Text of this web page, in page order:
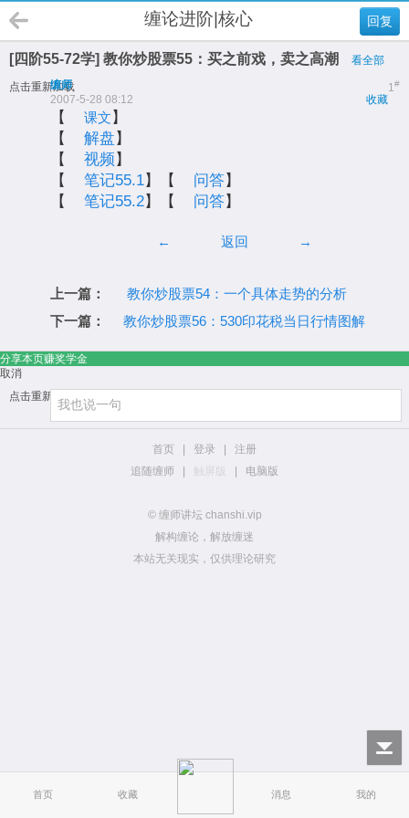
首页 收藏 消息 我的
回复
缠论进阶|核心
[四阶55-72学] 教你炒股票55：买之前戏，卖之高潮 看全部
点击重新加载 1#
缠师
收藏
2007-5-28 08:12
【 课文 】
【
解盘 】
【
视频 】
【
笔记55.1】【 问答】
【
笔记55.2】【 问答】
← 返回 →
上一篇：
教你炒股票54：一个具体走势的分析
下一篇：
教你炒股票56：530印花税当日行情图解
分享本页赚奖学金
取消
点击重新加载
首页 登录
注册
追随缠师
触屏版 电脑版
© 缠师讲坛 chanshi.vip
解构缠论，解放缠迷
本站无关现实，仅供理论研究